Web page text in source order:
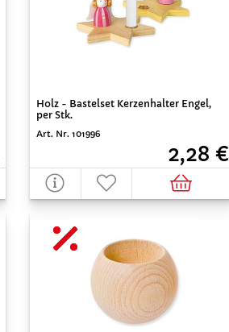
Holz - Bastelset Kerzenhalter Engel,
per Stk.
Art. Nr. 101996
2,28 €